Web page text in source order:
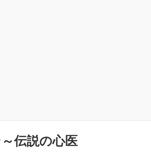
伝説の心医